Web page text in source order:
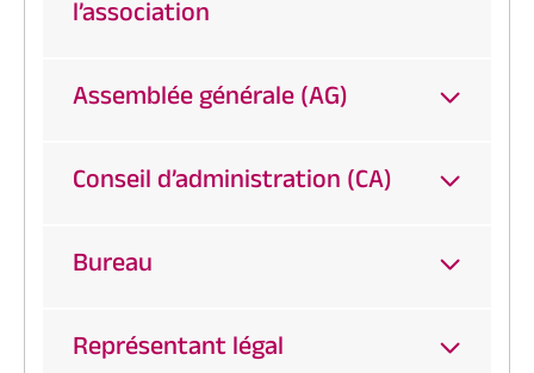
l’association
Assemblée générale (AG)
Conseil d’administration (CA)
Bureau
Représentant légal